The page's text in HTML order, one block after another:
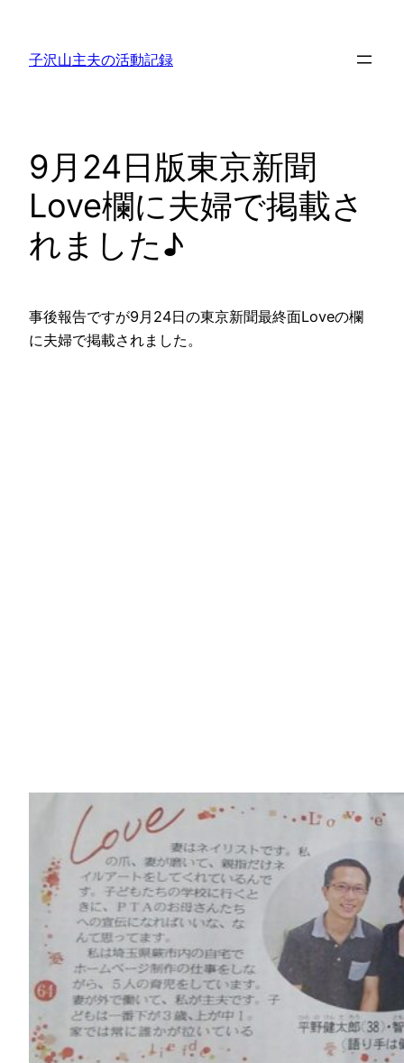
子沢山主夫の活動記録
9月24日版東京新聞
Love欄に夫婦で掲載さ
れました♪
事後報告ですが9月24日の東京新聞最終面Loveの欄
に夫婦で掲載されました。